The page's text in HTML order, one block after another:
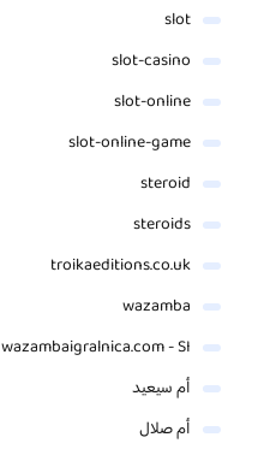
slot
slot-casino
slot-online
slot-online-game
steroid
steroids
troikaeditions.co.uk
wazamba
wazambaigralnica.com - SI
أم سيعيد
أم صلال